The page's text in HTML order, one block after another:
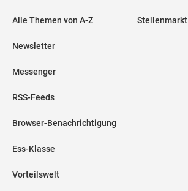
Alle Themen von A-Z
Newsletter
Messenger
RSS-Feeds
Browser-Benachrichtigung
Ess-Klasse
Vorteilswelt
Stellenmarkt